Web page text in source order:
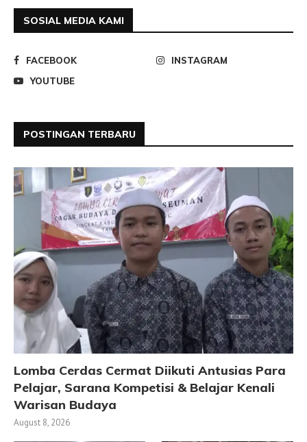
SOSIAL MEDIA KAMI
FACEBOOK
INSTAGRAM
YOUTUBE
POSTINGAN TERBARU
Lomba Cerdas Cermat Diikuti Antusias Para
Pelajar, Sarana Kompetisi & Belajar Kenali
Warisan Budaya
August 8, 2026